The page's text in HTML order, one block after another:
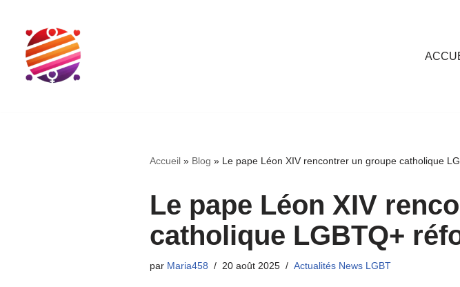
Aller
contenu
Accueil» Blog » Le pape Léon XIV rencontrer un groupe catholique
Le pape Léon XIV
catholique LGBTQ+
par Maria458 20 août 2025 Actualités News LGBT